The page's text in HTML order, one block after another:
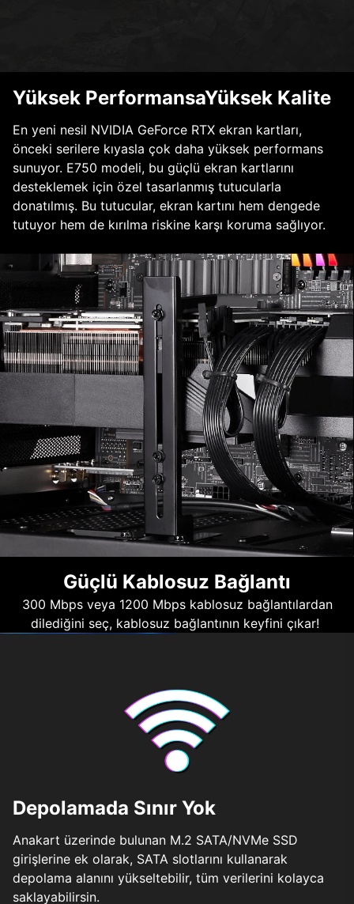
Yüksek PerformansaYüksek Kalite
En yeni nesil NVIDIA GeForce RTX ekran kartları,
önceki serilere kıyasla çok daha yüksek performans
sunuyor. E750 modeli, bu güçlü ekran kartlarını
desteklemek için özel tasarlanmış tutucularla
donatılmış. Bu tutucular, ekran kartını hem dengede
tutuyor hem de kırılma riskine karşı koruma sağlıyor.
Güçlü Kablosuz Bağlantı
300 Mbps veya 1200 Mbps kablosuz bağlantılardan
dilediğini seç, kablosuz bağlantının keyfini çıkar!
Depolamada Sınır Yok
Anakart üzerinde bulunan M.2 SATA/NVMe SSD
girişlerine ek olarak, SATA slotlarını kullanarak
depolama alanını yükseltebilir, tüm verilerini kolayca
saklayabilirsin.